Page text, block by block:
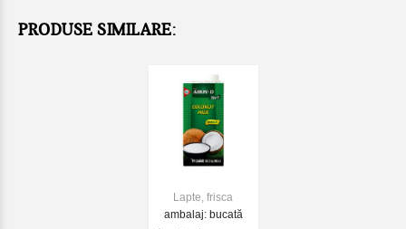
PRODUSE SIMILARE:
Lapte, frisca
ambalaj: bucată